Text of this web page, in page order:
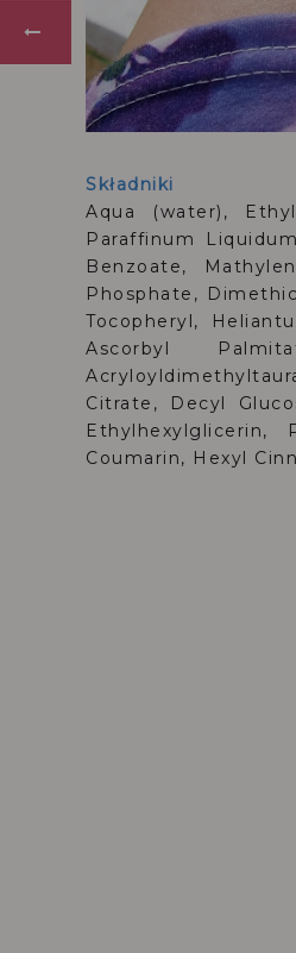
Składniki
Aqua (water),
Paraffinum
Benzoate,
Phosphate,
Tocopheryl,
Ascorbyl
Citrate, Decyl
Ethylhexylglicerin,
Coumarin, Hexyl